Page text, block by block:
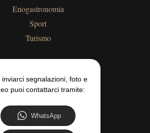
Enogastronomia
Sport
Turismo
inviarci segnalazioni, foto e
puoi contattarci tramite:
WhatsApp